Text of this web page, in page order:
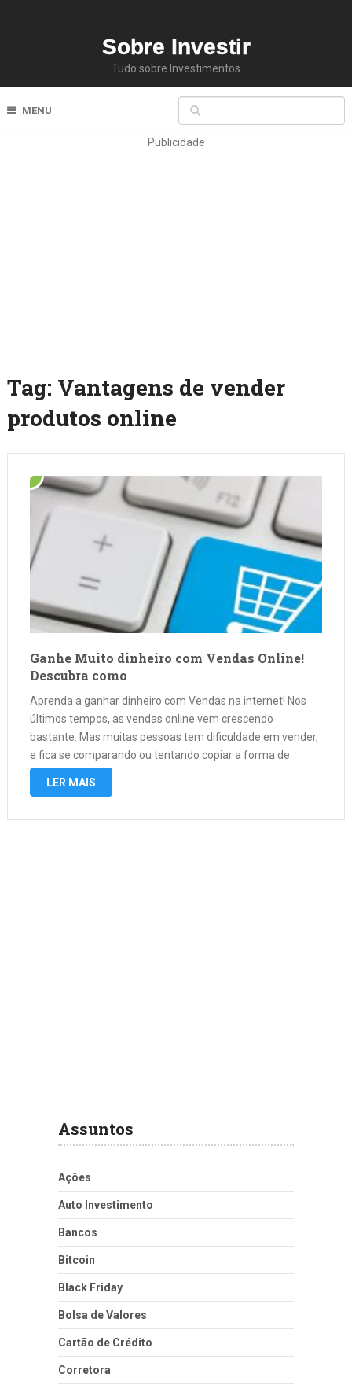
Sobre Investir
Tudo sobre Investimentos
MENU
Publicidade
Tag: Vantagens de vender
produtos online
Ganhe Muito dinheiro com Vendas Online!
Descubra como
Aprenda a ganhar dinheiro com Vendas na internet! Nos
últimos tempos, as vendas online vem crescendo
bastante. Mas muitas pessoas tem dificuldade em vender,
e fica se comparando ou tentando copiar a forma de
venda do concorrente, e não é por ai que você vai ter …
LER MAIS
Assuntos
Ações
Auto Investimento
Bancos
Bitcoin
Black Friday
Bolsa de Valores
Cartão de Crédito
Corretora